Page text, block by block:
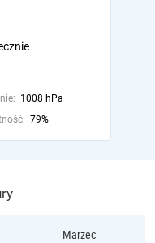
1008 hPa
79%
Marzec